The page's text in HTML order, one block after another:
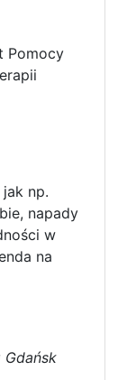
Pomocy
np.
napady
w
na